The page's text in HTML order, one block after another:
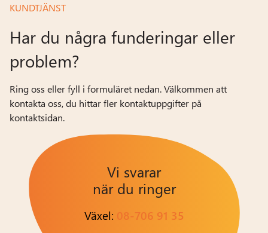
KUNDTJÄNST
Har du några funderingar eller
problem?
Ring oss eller fyll i formuläret nedan. Välkommen att
kontakta oss, du hittar fler kontaktuppgifter på
kontaktsidan.
Vi svarar
när du ringer
Växel: 08-706 91 35